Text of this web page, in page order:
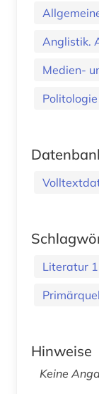
Anglistik.
Medien-
Politologie
Literatur
Hinweise
Keine